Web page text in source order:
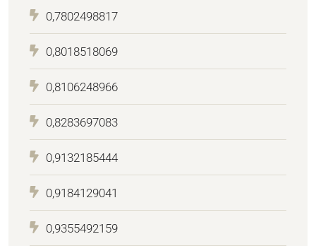
0,7802498817
0,8018518069
0,8106248966
0,8283697083
0,9132185444
0,9184129041
0,9355492159